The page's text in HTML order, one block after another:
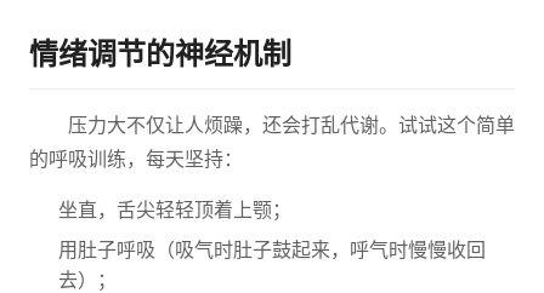
情绪调节的神经机制
压力大不仅让人烦躁，还会打乱代谢。试试这个简单
的呼吸训练，每天坚持：
坐直，舌尖轻轻顶着上颚；
用肚子呼吸（吸气时肚子鼓起来，呼气时慢慢收回
去）；